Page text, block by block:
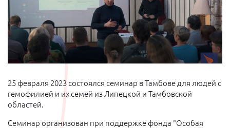
25 февраля 2023 состоялся семинар в Тамбове для людей с
гемофилией и их семей из Липецкой и Тамбовской
областей.
Семинар организован при поддержке фонда "Особая